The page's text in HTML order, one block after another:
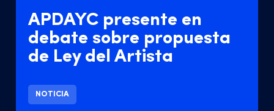
APDAYC presente en
debate sobre propuesta
de Ley del Artista
NOTICIA